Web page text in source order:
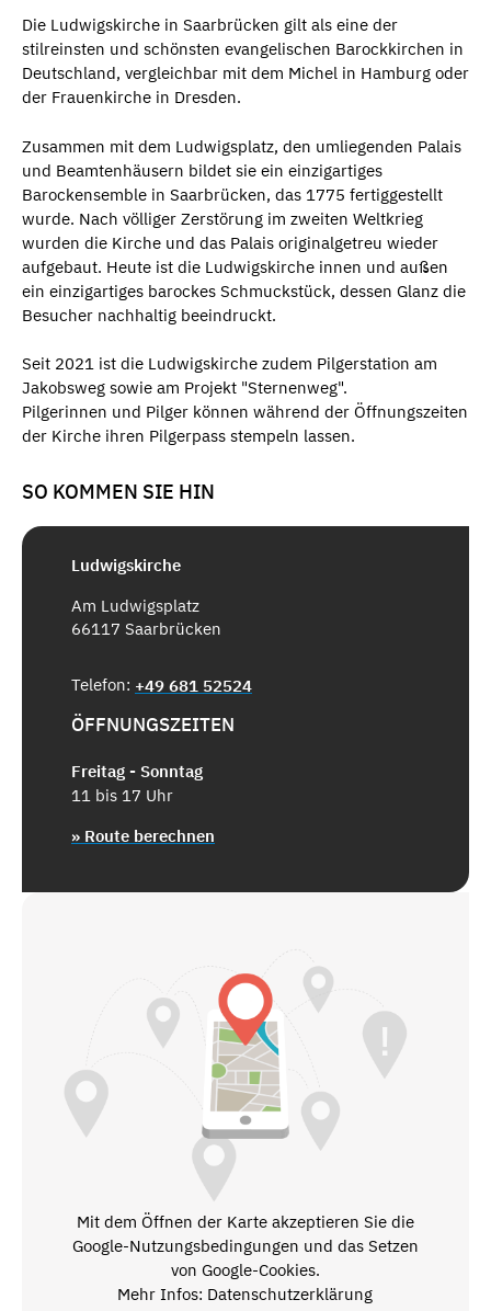
Die Ludwigskirche in Saarbrücken gilt als eine der
stilreinsten und schönsten evangelischen Barockkirchen in
Deutschland, vergleichbar mit dem Michel in Hamburg oder
der Frauenkirche in Dresden.
Zusammen mit dem Ludwigsplatz, den umliegenden Palais
und Beamtenhäusern bildet sie ein einzigartiges
Barockensemble in Saarbrücken, das 1775 fertiggestellt
wurde. Nach völliger Zerstörung im zweiten Weltkrieg
wurden die Kirche und das Palais originalgetreu wieder
aufgebaut. Heute ist die Ludwigskirche innen und außen
ein einzigartiges barockes Schmuckstück, dessen Glanz die
Besucher nachhaltig beeindruckt.
Seit 2021 ist die Ludwigskirche zudem Pilgerstation am
Jakobsweg sowie am Projekt "Sternenweg".
Pilgerinnen und Pilger können während der Öffnungszeiten
der Kirche ihren Pilgerpass stempeln lassen.
SO KOMMEN SIE HIN
Ludwigskirche
Am Ludwigsplatz
66117 Saarbrücken
Telefon: +49 681 52524
ÖFFNUNGSZEITEN
Freitag - Sonntag
11 bis 17 Uhr
» Route berechnen
Mit dem Öffnen der Karte akzeptieren Sie die
Google-Nutzungsbedingungen und das Setzen
von Google-Cookies.
Mehr Infos: Datenschutzerklärung